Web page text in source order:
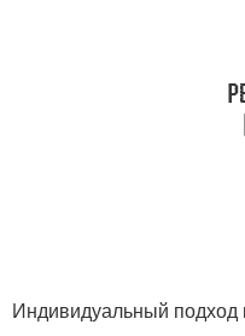
Индивидуальный подход